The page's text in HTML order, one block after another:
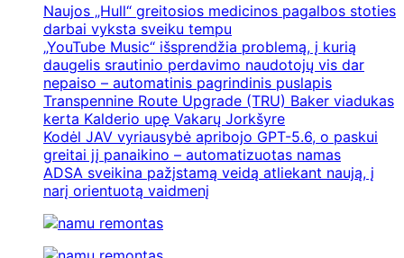
Naujos „Hull“ greitosios medicinos pagalbos stoties
darbai vyksta sveiku tempu
„YouTube Music“ išsprendžia problemą, į kurią
daugelis srautinio perdavimo naudotojų vis dar
nepaiso – automatinis pagrindinis puslapis
Transpennine Route Upgrade (TRU) Baker viadukas
kerta Kalderio upę Vakarų Jorkšyre
Kodėl JAV vyriausybė apribojo GPT-5.6, o paskui
greitai jį panaikino – automatizuotas namas
ADSA sveikina pažįstamą veidą atliekant naują, į
narį orientuotą vaidmenį